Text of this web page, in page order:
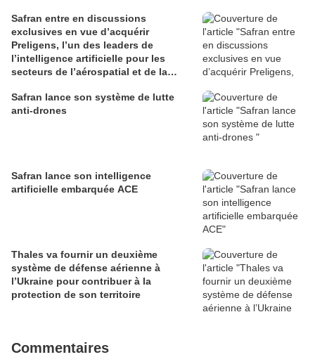
Safran entre en discussions
exclusives en vue d’acquérir
Preligens, l’un des leaders de
l’intelligence artificielle pour les
secteurs de l’aérospatial et de la
Safran lance son système de lutte
anti-drones
Safran lance son intelligence
artificielle embarquée ACE
Thales va fournir un deuxième
système de défense aérienne à
l’Ukraine pour contribuer à la
protection de son territoire
Commentaires